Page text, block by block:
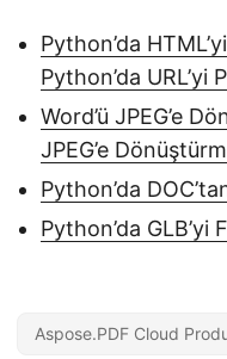
Python’da
Python’da URL’yi
Word’ü JPEG’e
JPEG’e
Python’da
Python’da GLB’yi
Aspose.PDF Cloud